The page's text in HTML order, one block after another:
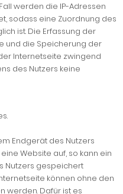
werden die IP-Adressen
sodass eine Zuordnung des
ist. Die Erfassung der
und die Speicherung der
Internetseite zwingend
des Nutzers keine
Endgerät des Nutzers
Website auf, so kann ein
Nutzers gespeichert
können ohne den
werden. Dafür ist es